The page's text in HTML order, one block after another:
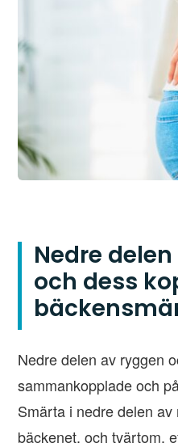
Nedre
och dess
Nedre delen av ryggen
sammankopplade och
Smärta i nedre delen
bäckenet, och tvärtom,